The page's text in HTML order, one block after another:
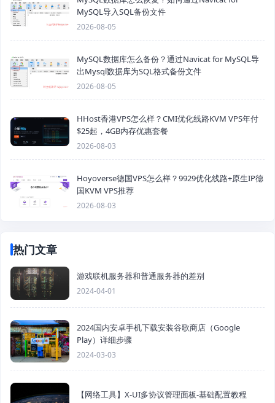
MySQL导入SQL备份文件
2026-08-05
MySQL数据库怎么备份？通过Navicat for MySQL导
出Mysql数据库为SQL格式备份文件
2026-08-05
HHost香港VPS怎么样？CMI优化线路KVM VPS年付
$25起，4GB内存优惠套餐
2026-08-03
Hoyoverse德国VPS怎么样？9929优化线路+原生IP德
国KVM VPS推荐
2026-08-03
热门文章
游戏联机服务器和普通服务器的差别
2024-04-01
2024国内安卓手机下载安装谷歌商店（Google
Play）详细步骤
2024-03-03
【网络工具】X-UI多协议管理面板-基础配置教程